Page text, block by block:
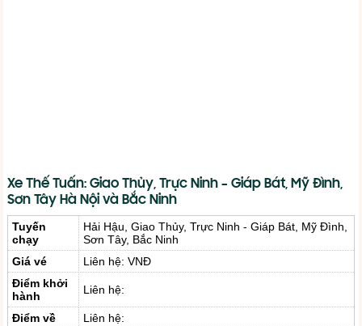
Xe Thế Tuấn: Giao Thủy, Trực Ninh – Giáp Bát, Mỹ Đình,
Sơn Tây Hà Nội và Bắc Ninh
Tuyến
chạy
Hải Hậu, Giao Thủy, Trực Ninh - Giáp Bát, Mỹ Đình,
Sơn Tây, Bắc Ninh
Giá vé
Liên hệ: VNĐ
Điểm khởi
hành
Liên hệ:
Điểm về
Liên hệ: